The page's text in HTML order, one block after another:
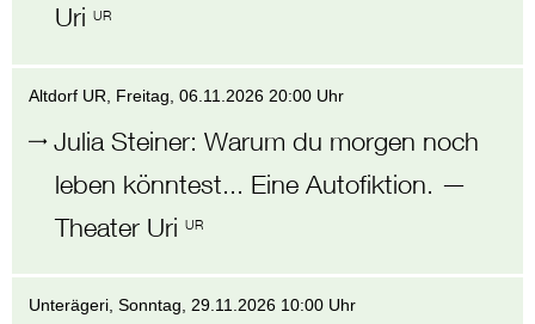
Uri UR
Altdorf UR , Freitag,06.11.2026 20:00 Uhr
Julia Steiner:Warum du morgen noch
leben könntest... Eine Autofiktion. —
Theater Uri UR
Unterägeri, Sonntag,29.11.2026 10:00 Uhr